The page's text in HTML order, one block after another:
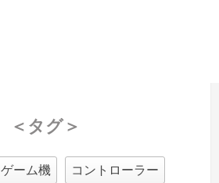
＜タグ＞
ゲーム機 コントローラー